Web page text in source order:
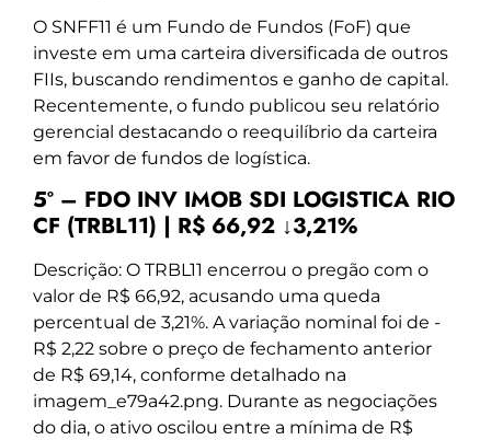
O SNFF11 é um Fundo de Fundos (FoF) que
investe em uma carteira diversificada de outros
FIIs, buscando rendimentos e ganho de capital.
Recentemente, o fundo publicou seu relatório
gerencial destacando o reequilíbrio da carteira
em favor de fundos de logística.
5º – FDO INV IMOB SDI LOGISTICA RIO
CF (TRBL11) | R$ 66,92 ↓3,21%
Descrição: O TRBL11 encerrou o pregão com o
valor de R$ 66,92, acusando uma queda
percentual de 3,21%. A variação nominal foi de -
R$ 2,22 sobre o preço de fechamento anterior
de R$ 69,14, conforme detalhado na
imagem_e79a42.png. Durante as negociações
do dia, o ativo oscilou entre a mínima de R$